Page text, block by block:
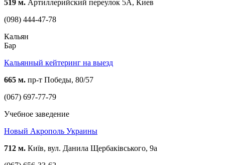
519 м. Артиллерийский переулок 5А, Киев
(098) 444-47-78
Кальян
Бар
Кальянный кейтеринг на выезд
665 м. пр-т Победы, 80/57
(067) 697-77-79
Учебное заведение
Новый Акрополь Украины
712 м. Київ, вул. Данила Щербаківського, 9а